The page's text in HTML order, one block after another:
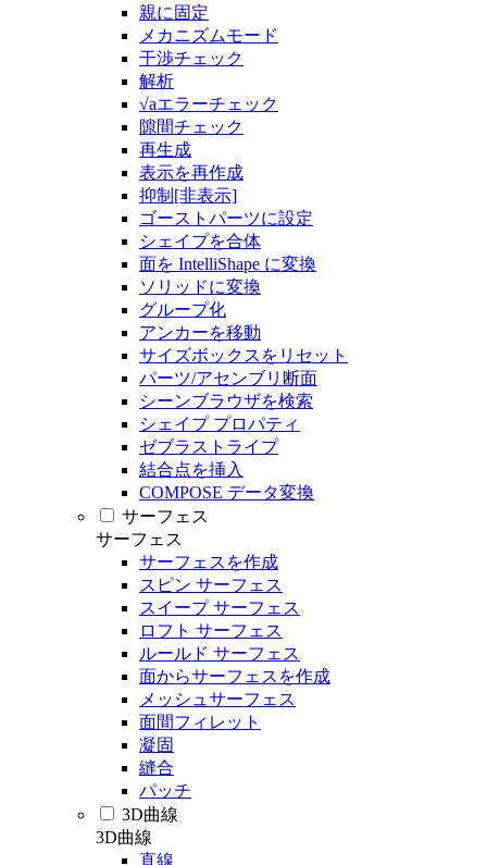
親に固定
メカニズムモード
干渉チェック
解析
√aエラーチェック
隙間チェック
再生成
表示を再作成
抑制[非表示]
ゴーストパーツに設定
シェイプを合体
面を IntelliShape に変換
ソリッドに変換
グループ化
アンカーを移動
サイズボックスをリセット
パーツ/アセンブリ断面
シーンブラウザを検索
シェイプ プロパティ
ゼブラストライプ
結合点を挿入
COMPOSE データ変換
サーフェス
サーフェス
サーフェスを作成
スピン サーフェス
スイープ サーフェス
ロフト サーフェス
ルールド サーフェス
面からサーフェスを作成
メッシュサーフェス
面間フィレット
凝固
縫合
パッチ
3D曲線
3D曲線
直線